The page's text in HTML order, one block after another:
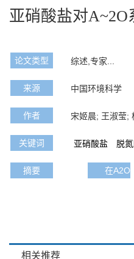
亚硝酸盐对
论文类型 综述,专家...
来源 中国环境科学
作者 宋姬晨; 王淑莹;
关键词 亚硝酸盐 脱
摘要 在A2O
相关推荐